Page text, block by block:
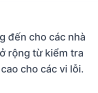
đến cho các nhà
rộng từ kiểm tra
cho các vi lỗi.